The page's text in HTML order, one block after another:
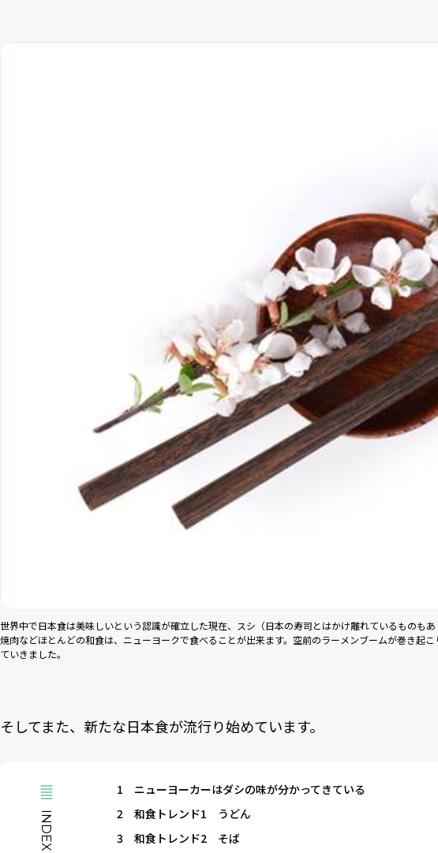
世界中で日本食は美味しいという認識が確立した現在、スシ（日本の寿司とはかけ離れているものも
焼肉などほとんどの和食は、ニューヨークで食べることが出来ます。空前のラーメンブームが巻き起
ていきました。
そしてまた、新たな日本食が流行り始めています。
INDEX
1
ニューヨーカーはダシの味が分かってきている
2
和食トレンド1 うどん
3
和食トレンド2 そば